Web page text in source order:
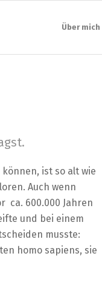
Über mich
ist so alt wie
Auch wenn
ca. 600.000 Jahren
und bei einem
musste:
homo sapiens, sie